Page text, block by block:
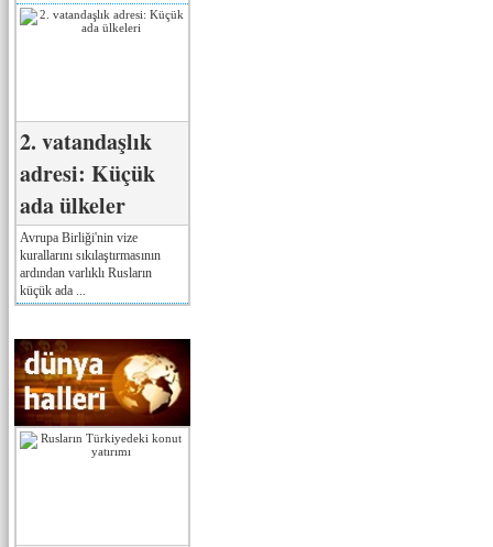
2. vatandaşlık
adresi: Küçük
ada ülkeler
Avrupa Birliği'nin vize
kurallarını sıkılaştırmasının
ardından varlıklı Rusların
küçük ada ...